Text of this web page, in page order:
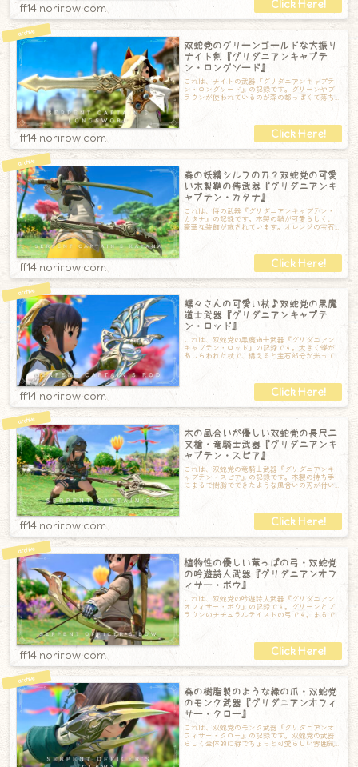
ff14.norirow.com
双蛇党のグリーンゴールドな大振り
ナイト剣『グリダニアンキャプテ
ン・ロングソード』
これは、ナイトの武器『グリダニアンキャプテ
ン・ロングソード』の記録です。グリーンやブ
ラウンが使われているのが森の都っぽくて落ち
ff14.norirow.com
森の妖精シルフの刀？双蛇党の可愛
い木製鞘の侍武器『グリダニアンキ
ャプテン・カタナ』
これは、侍の武器『グリダニアンキャプテン・
カタナ』の記録です。木製の鞘が可愛らしく、
豪華な装飾が施されています。オレンジの宝石
ff14.norirow.com
蝶々さんの可愛い杖♪双蛇党の黒魔
道士武器『グリダニアンキャプテ
ン・ロッド』
これは、双蛇党の黒魔道士武器『グリダニアン
キャプテン・ロッド』の記録です。大きく蝶が
あしらわれた杖で、構えると宝石部分が光って
ff14.norirow.com
木の風合いが優しい双蛇党の長尺二
又槍・竜騎士武器『グリダニアンキ
ャプテン・スピア』
これは、双蛇党の竜騎士武器『グリダニアンキ
ャプテン・スピア』の記録です。木製の持ち手
にまるで樹脂でできたような風合いの刃が付い
ff14.norirow.com
植物性の優しい葉っぱの弓・双蛇党
の吟遊詩人武器『グリダニアンオフ
ィサー・ボウ』
これは、双蛇党の吟遊詩人武器『グリダニアン
オフィサー・ボウ』の記録です。グリーンとブ
ラウンのナチュラルテイストの弓です。まるで
ff14.norirow.com
森の樹脂製のような緑の爪・双蛇党
のモンク武器『グリダニアンオフィ
サー・クロー』
これは、双蛇党のモンク武器『グリダニアンオ
フィサー・クロー』の記録です。双蛇党の武器
らしく全体的に緑でちょっと可愛らしい雰囲気